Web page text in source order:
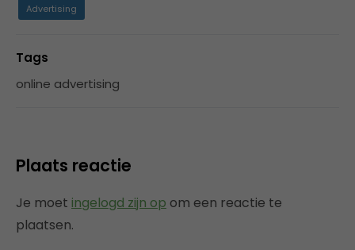
Advertising
Tags
online advertising
Plaats reactie
Je moet ingelogd zijn op om een reactie te
plaatsen.